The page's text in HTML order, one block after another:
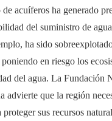
acuíferos ha generado
del suministro de
ha sido
en riesgo los
del agua. La Fundación
advierte que la región
sus recursos